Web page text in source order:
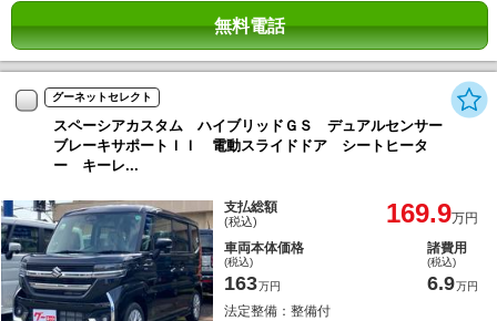
無料電話
グーネットセレクト
スペーシアカスタム ハイブリッドＧＳ デュアルセンサー
ブレーキサポートＩＩ 電動スライドドア シートヒータ
ー キーレ...
支払総額
(税込) 169.9万円
車両本体価格
(税込)
163万円
諸費用
(税込)
6.9万円
法定整備：整備付